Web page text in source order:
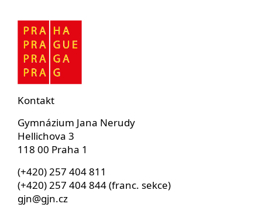
Kontakt
Gymnázium Jana Nerudy
Hellichova 3
118 00 Praha 1
(+420) 257 404 811
(+420) 257 404 844 (franc. sekce)
gjn@gjn.cz